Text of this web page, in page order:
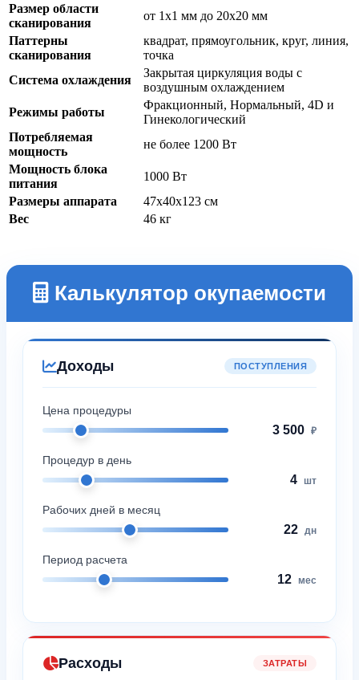
Размер области
сканирования
от 1x1 мм до 20x20 мм
Паттерны
сканирования
квадрат, прямоугольник, круг, линия,
точка
Система охлаждения
Закрытая циркуляция воды с
воздушным охлаждением
Режимы работы
Фракционный, Нормальный, 4D и
Гинекологический
Потребляемая
мощность
не более 1200 Вт
Мощность блока
питания
1000 Вт
Размеры аппарата
47x40x123 см
Вес
46 кг
Калькулятор окупаемости
Доходы ПОСТУПЛЕНИЯ
Цена процедуры
3 500 ₽
Процедур в день
4 шт
Рабочих дней в месяц
22 дн
Период расчета
12 мес
Расходы ЗАТРАТЫ